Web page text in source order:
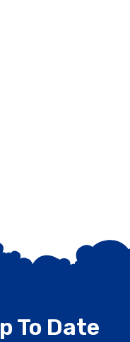
To Date